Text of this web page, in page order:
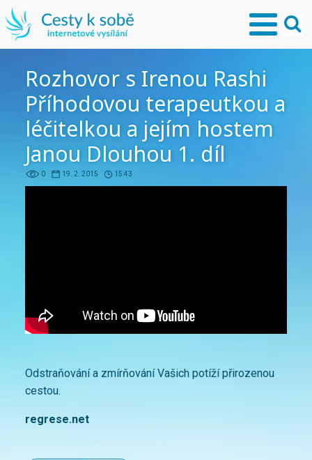
Rozhovor s Irenou Rashi
Příhodovou terapeutkou a
léčitelkou a jejím hostem
Janou Dlouhou 1. díl
0 19. 2. 2015 15:43
Odstraňování a zmírňování Vašich potíží přirozenou
cestou.
regrese.net